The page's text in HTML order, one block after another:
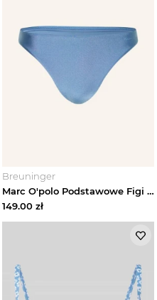
Breuninger
Marc O'polo Podstawowe Figi Bikini blau NIEBIESKI
149.00 zł